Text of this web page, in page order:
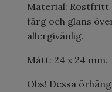
Material: Rostfritt
färg och glans
allergivänlig.
Mått: 24 x 24 mm.
Obs! Dessa